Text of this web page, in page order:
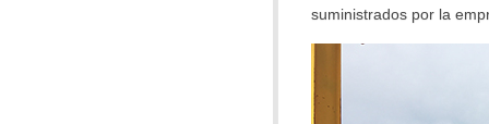
suministrados por la